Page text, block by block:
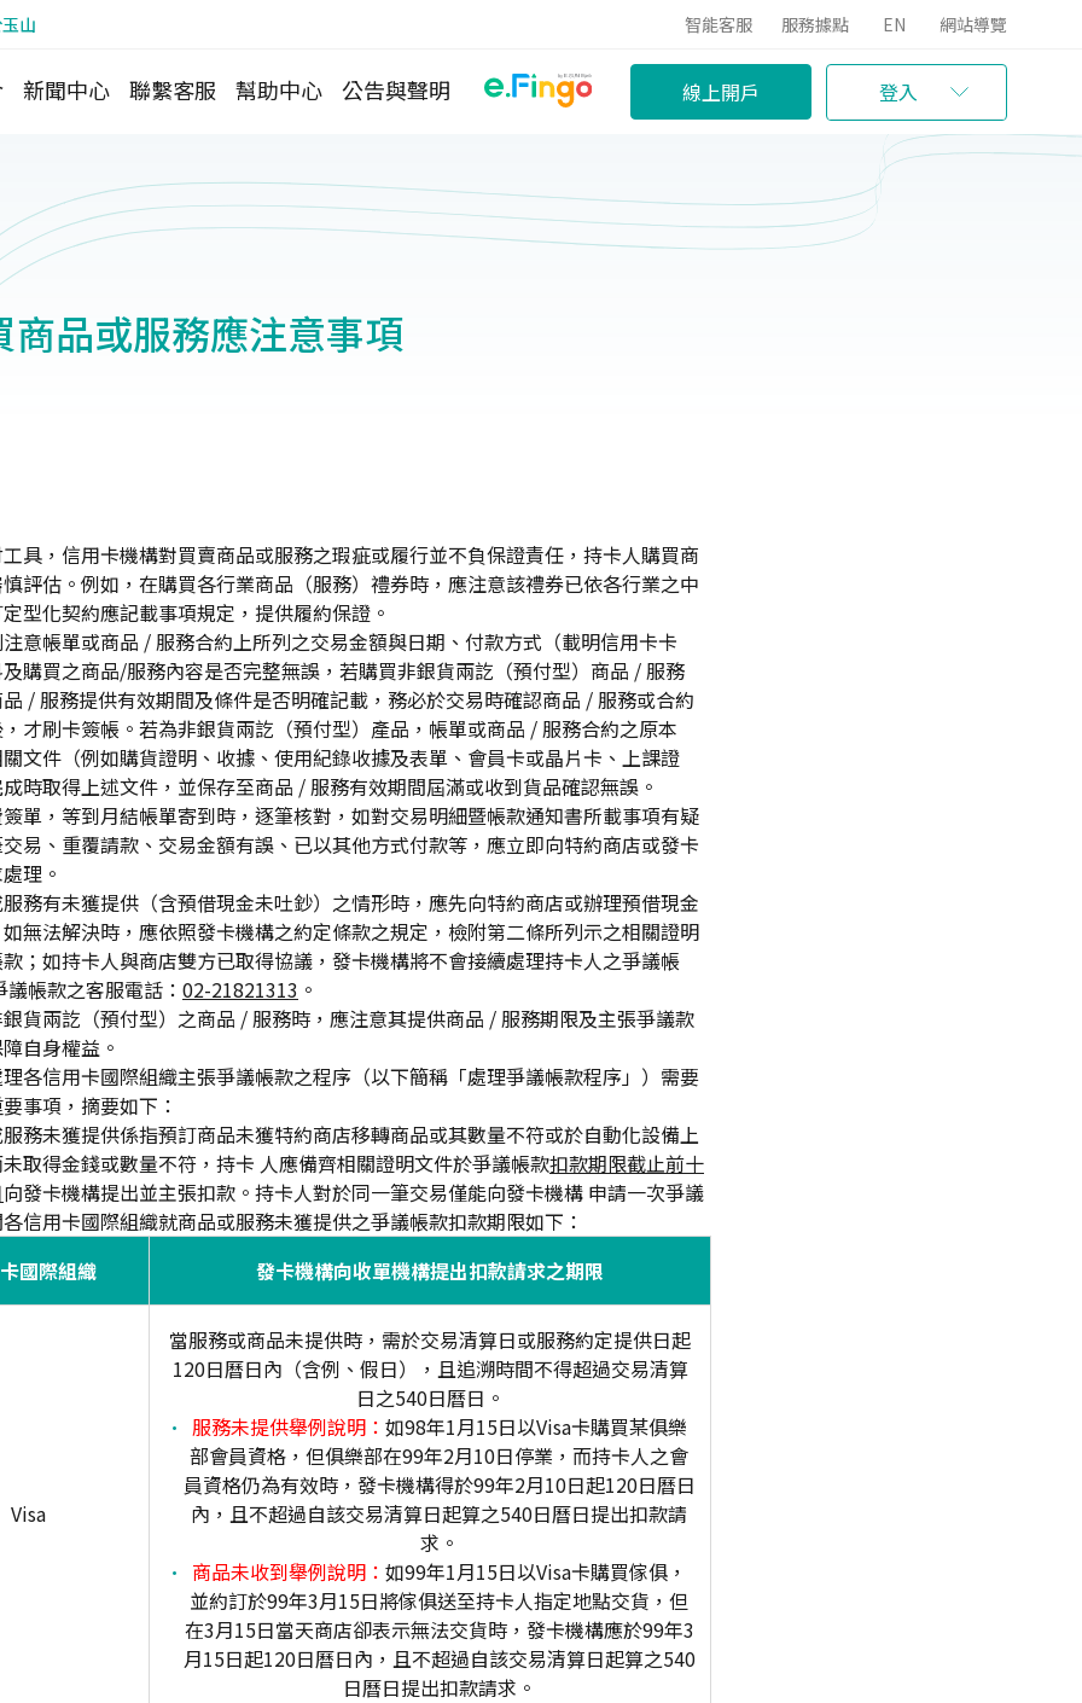
山 智能客服 服務據點 EN 網站導覽
新聞中心 聯繫客服 幫助中心 公告與聲明 線上開戶 登入
商品或服務應注意事項
具，信用卡機構對買賣商品或服務之瑕疵或履行並不負保證責任，持卡人購買商
評估。例如，在購買各行業商品（服務）禮券時，應注意該禮券已依各行業之中
型化契約應記載事項規定，提供履約保證。
意帳單或商品 / 服務合約上所列之交易金額與日期、付款方式（載明信用卡卡
購買之商品/服務內容是否完整無誤，若購買非銀貨兩訖（預付型）商品 / 服務
/ 服務提供有效期間及條件是否明確記載，務必於交易時確認商品 / 服務或合約
才刷卡簽帳。若為非銀貨兩訖（預付型）產品，帳單或商品 / 服務合約之原本
文件（例如購貨證明、收據、使用紀錄收據及表單、會員卡或晶片卡、上課證
時取得上述文件，並保存至商品 / 服務有效期間屆滿或收到貨品確認無誤。
單，等到月結帳單寄到時，逐筆核對，如對交易明細暨帳款通知書所載事項有疑
易、重覆請款、交易金額有誤、已以其他方式付款等，應立即向特約商店或發卡
理。
務有未獲提供（含預借現金未吐鈔）之情形時，應先向特約商店或辦理預借現金
無法解決時，應依照發卡機構之約定條款之規定，檢附第二條所列示之相關證明
；如持卡人與商店雙方已取得協議，發卡機構將不會接續處理持卡人之爭議帳
帳款之客服電話： 02-21821313 。
貨兩訖（預付型）之商品 / 服務時，應注意其提供商品 / 服務期限及主張爭議款
自身權益。
各信用卡國際組織主張爭議帳款之程序（以下簡稱「處理爭議帳款程序」）需要
事項，摘要如下：
務未獲提供係指預訂商品未獲特約商店移轉商品或其數量不符或於自動化設備上
取得金錢或數量不符，持卡 人應備齊相關證明文件於爭議帳款扣款期限截止前十
向發卡機構提出並主張扣款。持卡人對於同一筆交易僅能向發卡機構 申請一次爭議
信用卡國際組織就商品或服務未獲提供之爭議帳款扣款期限如下：
國際組織
發卡機構向收單機構提出扣款請求之期限
Visa
當服務或商品未提供時，需於交易清算日或服務約定提供日起
120日曆日內（含例、假日），且追溯時間不得超過交易清算
日之540日曆日。
服務未提供舉例說明： 如98年1月15日以Visa卡購買某俱樂
部會員資格，但俱樂部在99年2月10日停業，而持卡人之會
員資格仍為有效時，發卡機構得於99年2月10日起120日曆日
內，且不超過自該交易清算日起算之540日曆日提出扣款請
求。
商品未收到舉例說明： 如99年1月15日以Visa卡購買傢俱，
並約訂於99年3月15日將傢俱送至持卡人指定地點交貨，但
在3月15日當天商店卻表示無法交貨時，發卡機構應於99年3
月15日起120日曆日內，且不超過自該交易清算日起算之540
日曆日提出扣款請求。